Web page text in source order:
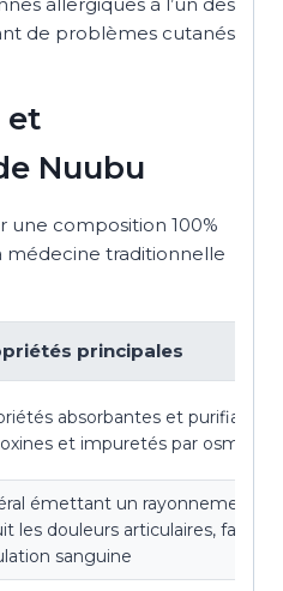
de problèmes cutanés
et
Nuubu
une composition 100%
médecine traditionnelle
principales
absorbantes et
et impuretés par osmose
émettant un rayonnement
les douleurs articulaires,
sanguine